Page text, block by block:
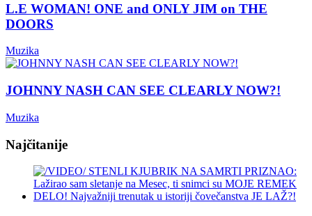
L.E WOMAN! ONE and ONLY JIM on THE
DOORS
Muzika
JOHNNY NASH CAN SEE CLEARLY NOW?!
Muzika
Najčitanije